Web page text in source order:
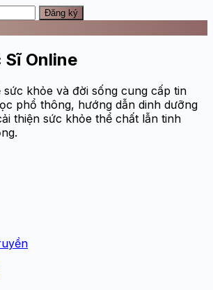
Đăng ký
Sĩ Online
sức khỏe và đời sống cung cấp tin
phổ thông, hướng dẫn dinh dưỡng
thiện sức khỏe thể chất lẫn tinh